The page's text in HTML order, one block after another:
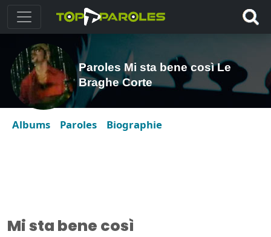
Paroles Mi sta bene così Le
Braghe Corte
Albums Paroles Biographie
Mi sta bene così